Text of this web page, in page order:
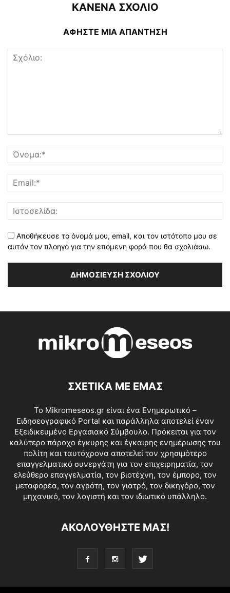
ΚΑΝΕΝΑ ΣΧΟΛΙΟ
ΑΦΗΣΤΕ ΜΙΑ ΑΠΑΝΤΗΣΗ
Αποθήκευσε το όνομά μου, email, και τον ιστότοπο μου σε
αυτόν τον πλοηγό για την επόμενη φορά που θα σχολιάσω.
ΣΧΕΤΙΚΑ ΜΕ ΕΜΑΣ
Το Mikromeseos.gr είναι ένα Ενημερωτικό –
Ειδησεογραφικό Portal και παράλληλα αποτελεί έναν
Εξειδικευμένο Εργασιακό Σύμβουλο. Πρόκειται για τον
καλύτερο πάροχο έγκυρης και έγκαιρης ενημέρωσης του
πολίτη και ταυτόχρονα αποτελεί τον χρησιμότερο
επαγγελματικό συνεργάτη για τον επιχειρηματία, τον
ελεύθερο επαγγελματία, τον βιοτέχνη, τον έμπορο, τον
μεταφορέα, τον αγρότη, τον γιατρό, τον δικηγόρο, τον
μηχανικό, τον λογιστή και τον ιδιωτικό υπάλληλο.
ΑΚΟΛΟΥΘΗΣΤΕ ΜΑΣ!